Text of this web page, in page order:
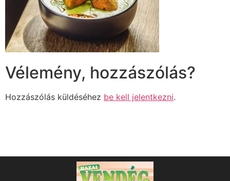
Vélemény, hozzászólás?
Hozzászólás küldéséhez be kell jelentkezni.